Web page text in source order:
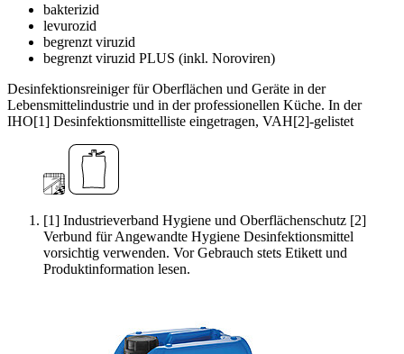
bakterizid
levurozid
begrenzt viruzid
begrenzt viruzid PLUS (inkl. Noroviren)
Desinfektionsreiniger für Oberflächen und Geräte in der
Lebensmittelindustrie und in der professionellen Küche. In der
IHO[1] Desinfektionsmittelliste eingetragen, VAH[2]-gelistet
[1] Industrieverband Hygiene und Oberflächenschutz [2]
Verbund für Angewandte Hygiene Desinfektionsmittel
vorsichtig verwenden. Vor Gebrauch stets Etikett und
Produktinformation lesen.